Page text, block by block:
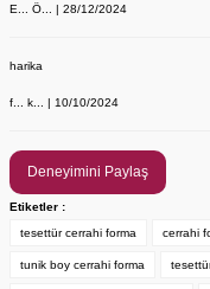
YENİ ÜRÜN
Labor Medikal Tekstil
199,00 TL
E... Ö... | 28/12/2024
harika
f... k... | 10/10/2024
Deneyimini Paylaş
Etiketler :
tesettür cerrahi forma
cerrahi
tunik boy cerrahi forma